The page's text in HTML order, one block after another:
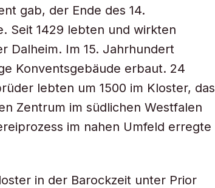
gab, der Ende des 14.
Seit 1429 lebten und wirkten
Dalheim. Im 15. Jahrhundert
Konventsgebäude erbaut. 24
lebten um 1500 im Kloster, das
Zentrum im südlichen Westfalen
im nahen Umfeld erregte
in der Barockzeit unter Prior